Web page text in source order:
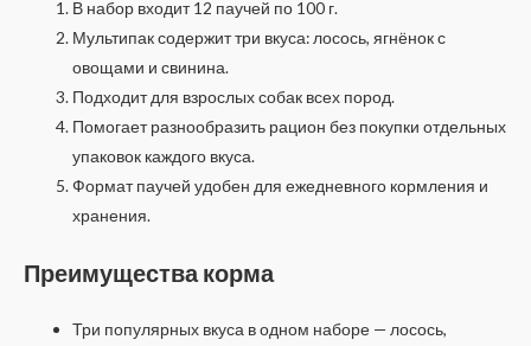
В набор входит 12 паучей по 100 г.
Мультипак содержит три вкуса: лосось, ягнёнок с
овощами и свинина.
Подходит для взрослых собак всех пород.
Помогает разнообразить рацион без покупки отдельных
упаковок каждого вкуса.
Формат паучей удобен для ежедневного кормления и
хранения.
Преимущества корма
Три популярных вкуса в одном наборе — лосось,